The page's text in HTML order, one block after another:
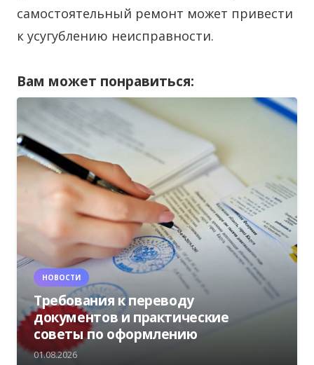
самостоятельный ремонт может привести
к усугублению неисправности.
Вам может понравиться:
НОВОСТИ
Требования к переводу
документов и практические
советы по оформлению
01.08.2026